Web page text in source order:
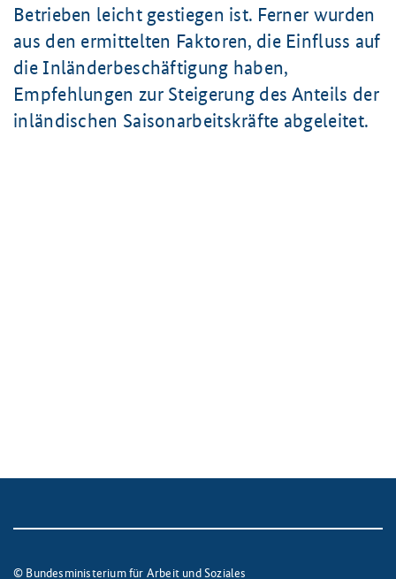
Betrieben leicht gestiegen ist. Ferner wurden
aus den ermittelten Faktoren, die Einfluss auf
die Inländerbeschäftigung haben,
Empfehlungen zur Steigerung des Anteils der
inländischen Saisonarbeitskräfte abgeleitet.
© Bundesministerium für Arbeit und Soziales